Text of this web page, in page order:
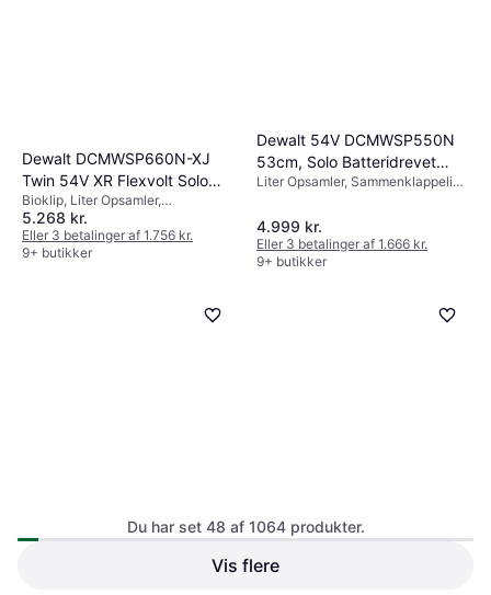
Dewalt DCMWSP660N-XJ
Twin 54V XR Flexvolt Solo
Batteridrevet plæneklipper
Bioklip, Liter Opsamler,
Sammenklappeligt håndtag,
Klippebredde (maks) 53 cm
5.268 kr.
Eller 3 betalinger af 1.756 kr.
9+ butikker
Dewalt 54V DCMWSP550N
53cm, Solo Batteridrevet
plæneklipper
Liter Opsamler, Sammenklappeligt
4.999 kr.
Eller 3 betalinger af 1.666 kr.
9+ butikker
Silent 540 Håndskubber
Blødt greb, Sammenklappeligt
håndtag, Klippebredde (maks) 40
Bosch AdvancedRotak 36V-
Du har set 48 af 1064 produkter.
Vis flere